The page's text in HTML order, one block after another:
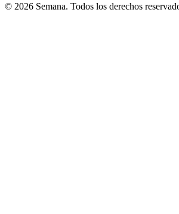
© 2026 Semana. Todos los derechos